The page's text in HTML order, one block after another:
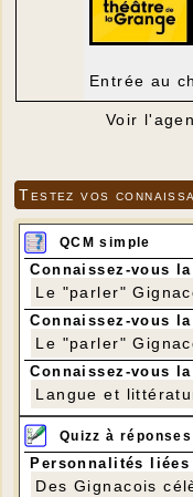
Entrée au
Voir
Testez vos
QCM simple
Connaissez-vous
Le "parler"
Connaissez-vous
Le "parler"
Connaissez-vous
Langue et
Quizz à
Personnalités
Des Gignacois